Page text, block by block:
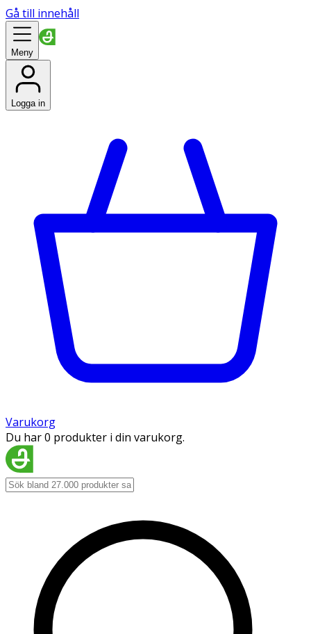
Gå till innehåll
Meny
Logga in
Varukorg
Du har 0 produkter i din varukorg.